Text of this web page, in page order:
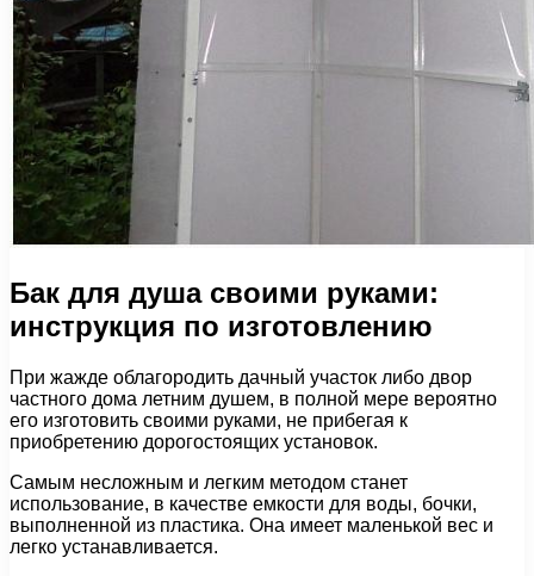
Бак для душа своими руками:
инструкция по изготовлению
При жажде облагородить дачный участок либо двор
частного дома летним душем, в полной мере вероятно
его изготовить своими руками, не прибегая к
приобретению дорогостоящих установок.
Самым несложным и легким методом станет
использование, в качестве емкости для воды, бочки,
выполненной из пластика. Она имеет маленькой вес и
легко устанавливается.